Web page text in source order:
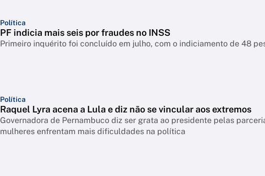
Política
PF indicia mais seis por fraudes no INSS
Primeiro inquérito foi concluído em julho, com o indiciamento de 48
Política
Raquel Lyra acena a Lula e diz não se vincular aos extremos
Governadora de Pernambuco diz ser grata ao presidente pelas
mulheres enfrentam mais dificuldades na política